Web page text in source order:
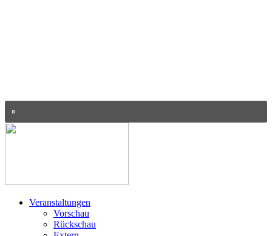
Veranstaltungen
Vorschau
Rückschau